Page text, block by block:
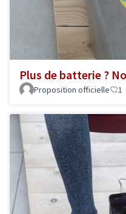
Plus de batterie ?
Proposition officielle 1